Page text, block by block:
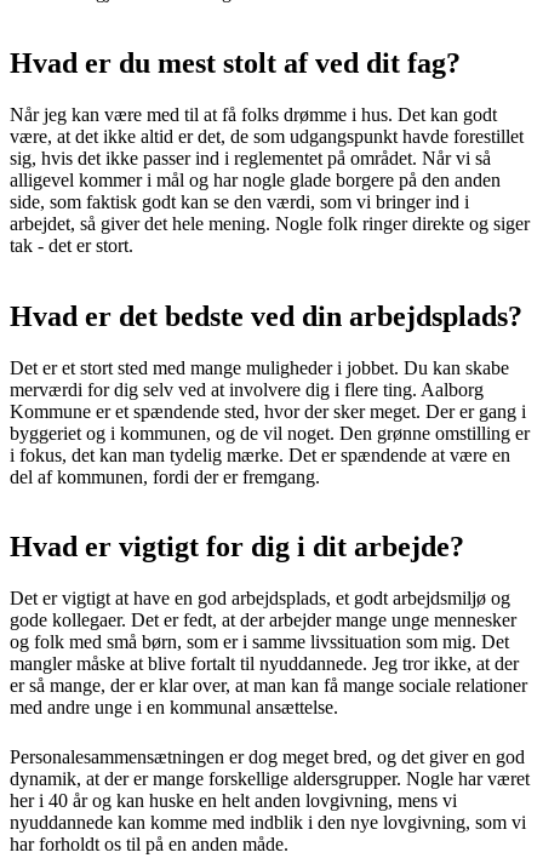
Hvad er du mest stolt af ved dit fag?
Når jeg kan være med til at få folks drømme i hus. Det kan godt
være, at det ikke altid er det, de som udgangspunkt havde forestillet
sig, hvis det ikke passer ind i reglementet på området. Når vi så
alligevel kommer i mål og har nogle glade borgere på den anden
side, som faktisk godt kan se den værdi, som vi bringer ind i
arbejdet, så giver det hele mening. Nogle folk ringer direkte og siger
tak - det er stort.
Hvad er det bedste ved din arbejdsplads?
Det er et stort sted med mange muligheder i jobbet. Du kan skabe
merværdi for dig selv ved at involvere dig i flere ting. Aalborg
Kommune er et spændende sted, hvor der sker meget. Der er gang i
byggeriet og i kommunen, og de vil noget. Den grønne omstilling er
i fokus, det kan man tydelig mærke. Det er spændende at være en
del af kommunen, fordi der er fremgang.
Hvad er vigtigt for dig i dit arbejde?
Det er vigtigt at have en god arbejdsplads, et godt arbejdsmiljø og
gode kollegaer. Det er fedt, at der arbejder mange unge mennesker
og folk med små børn, som er i samme livssituation som mig. Det
mangler måske at blive fortalt til nyuddannede. Jeg tror ikke, at der
er så mange, der er klar over, at man kan få mange sociale relationer
med andre unge i en kommunal ansættelse.
Personalesammensætningen er dog meget bred, og det giver en god
dynamik, at der er mange forskellige aldersgrupper. Nogle har været
her i 40 år og kan huske en helt anden lovgivning, mens vi
nyuddannede kan komme med indblik i den nye lovgivning, som vi
har forholdt os til på en anden måde.